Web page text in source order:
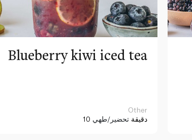
Blueberry kiwi iced tea
Other
10 دقيقة تحضير/طهي